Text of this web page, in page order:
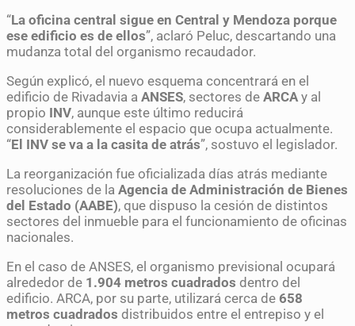
“La oficina central sigue en Central y Mendoza porque
ese edificio es de ellos”, aclaró Peluc, descartando una
mudanza total del organismo recaudador.
Según explicó, el nuevo esquema concentrará en el
edificio de Rivadavia a ANSES, sectores de ARCAy al
propio INV, aunque este último reducirá
considerablemente el espacio que ocupa actualmente.
“El INV se va a la casita de atrás”, sostuvo el legislador.
La reorganización fue oficializada días atrás mediante
resoluciones de la Agencia de Administración de Bienes
del Estado (AABE), que dispuso la cesión de distintos
sectores del inmueble para el funcionamiento de oficinas
nacionales.
En el caso de ANSES, el organismo previsional ocupará
alrededor de 1.904 metros cuadrados dentro del
edificio. ARCA, por su parte, utilizará cerca de 658
metros cuadrados distribuidos entre el entrepiso y el